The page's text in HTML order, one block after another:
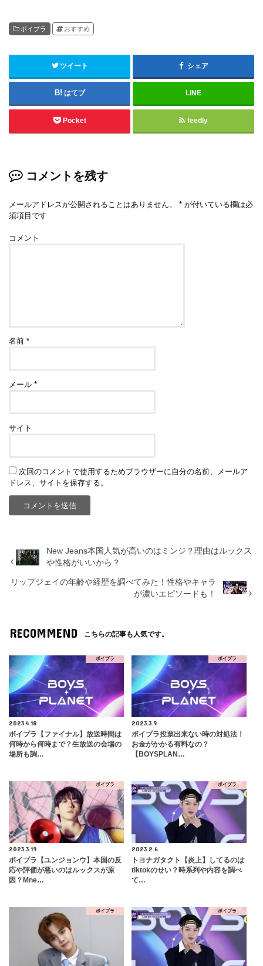
ボイプラ おすすめ
ツイート シェア
はてブ LINE
Pocket feedly
コメントを残す
メールアドレスが公開されることはありません。 * が付いている欄は必
須項目です
コメント
名前*
メール*
サイト
次回のコメントで使用するためブラウザーに自分の名前、メールア
ドレス、サイトを保存する。
New Jeans本国人気が高いのはミンジ？理由はルックス
や性格がいいから？
リップジェイの年齢や経歴を調べてみた！性格やキャラ
が濃いエピソードも！
RECOMMEND こちらの記事も人気です。
ボイプラ
2023.4.18
ボイプラ【ファイナル】放送時間は
何時から何時まで？生放送の会場の
場所も調…
ボイプラ
2023.3.9
ボイプラ投票出来ない時の対処法！
お金がかかる有料なの？
【BOYSPLAN…
ボイプラ
2023.3.19
ボイプラ【ユンジョンウ】本国の反
応や評価が悪いのはルックスが原
因？Mne…
ボイプラ
2023.2.6
トヨナガタクト【炎上】してるのは
tiktokのせい？時系列や内容を調べ
て…
ボイプラ ボイプラ